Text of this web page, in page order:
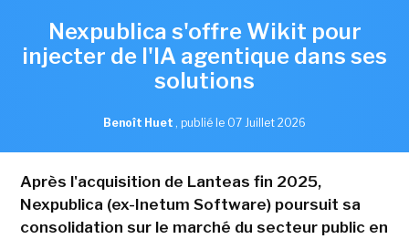
Nexpublica s'offre Wikit pour
injecter de l'IA agentique dans ses
solutions
Benoît Huet , publié le 07 Juillet 2026
Après l'acquisition de Lanteas fin 2025,
Nexpublica (ex-Inetum Software) poursuit sa
consolidation sur le marché du secteur public en